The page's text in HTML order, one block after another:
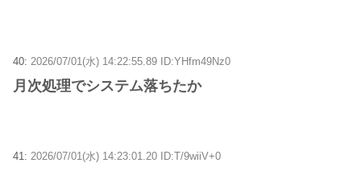
40: 2026/07/01(水) 14:22:55.89 ID:YHfm49Nz0
月次処理でシステム落ちたか
41: 2026/07/01(水) 14:23:01.20 ID:T/9wiiV+0